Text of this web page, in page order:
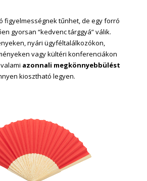
figyelmességnek tűnhet, de egy forró
gyorsan “kedvenc tárggyá” válik.
nyári ügyféltalálkozókon,
vagy kültéri konferenciákon
azonnali megkönnyebbülést
kiosztható legyen.